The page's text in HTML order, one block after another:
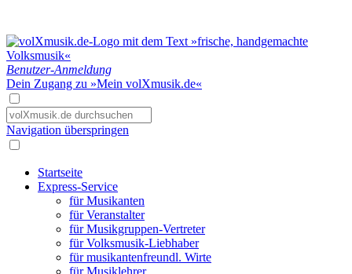
Benutzer-Anmeldung
Dein Zugang zu »Mein volXmusik.de«
Navigation überspringen
Startseite
Express-Service
für Musikanten
für Veranstalter
für Musikgruppen-Vertreter
für Volksmusik-Liebhaber
für musikantenfreundl. Wirte
für Musiklehrer